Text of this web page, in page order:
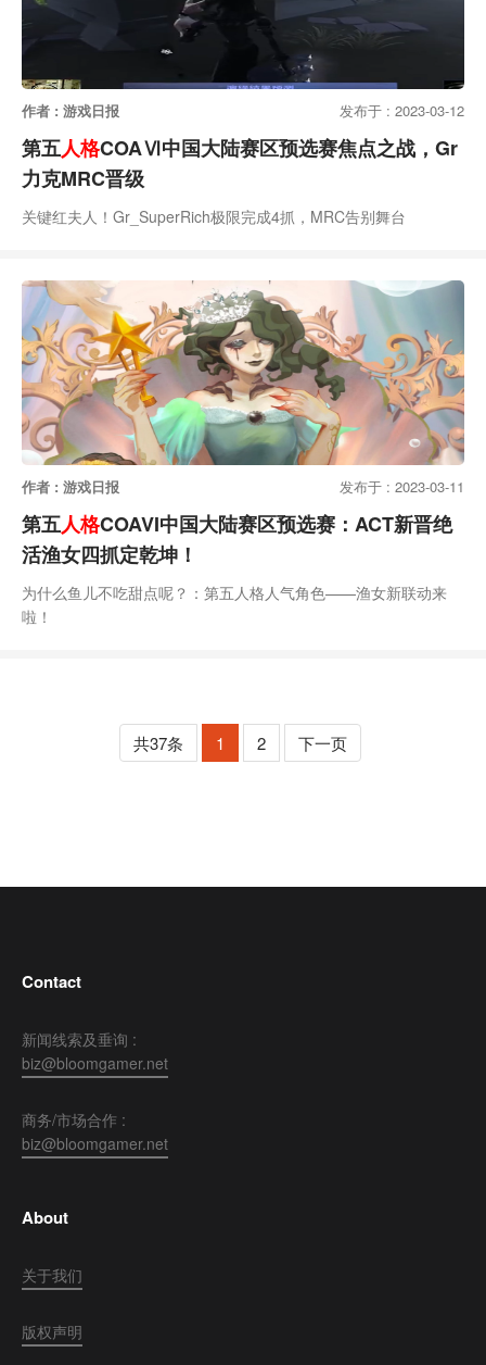
作者 : 游戏日报 发布于 : 2023-03-12
第五人格COAⅥ中国大陆赛区预选赛焦点之战，Gr
力克MRC晋级
关键红夫人！Gr_SuperRich极限完成4抓，MRC告别舞台
作者 : 游戏日报 发布于 : 2023-03-11
第五人格COAVI中国大陆赛区预选赛：ACT新晋绝
活渔女四抓定乾坤！
为什么鱼儿不吃甜点呢？：第五人格人气角色——渔女新联动来
啦！
共37条 1 2 下一页
Contact
新闻线索及垂询 :
biz@bloomgamer.net
商务/市场合作 :
biz@bloomgamer.net
About
关于我们
版权声明